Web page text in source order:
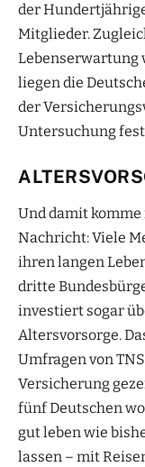
der
Mitglieder.
Lebenserwartung
liegen die
der
Untersuchung
Und damit
Nachricht: Viele
ihren langen
dritte
investiert sogar
Altersvorsorge.
Umfragen von
Versicherung
fünf Deutschen
gut leben wie
lassen – mit